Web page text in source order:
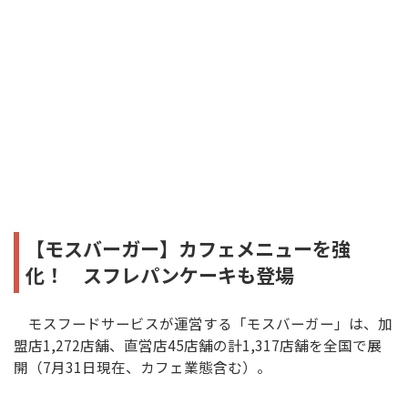
【モスバーガー】カフェメニューを強
化！ スフレパンケーキも登場
モスフードサービスが運営する「モスバーガー」は、加
盟店1,272店舗、直営店45店舗の計1,317店舗を全国で展
開（7月31日現在、カフェ業態含む）。